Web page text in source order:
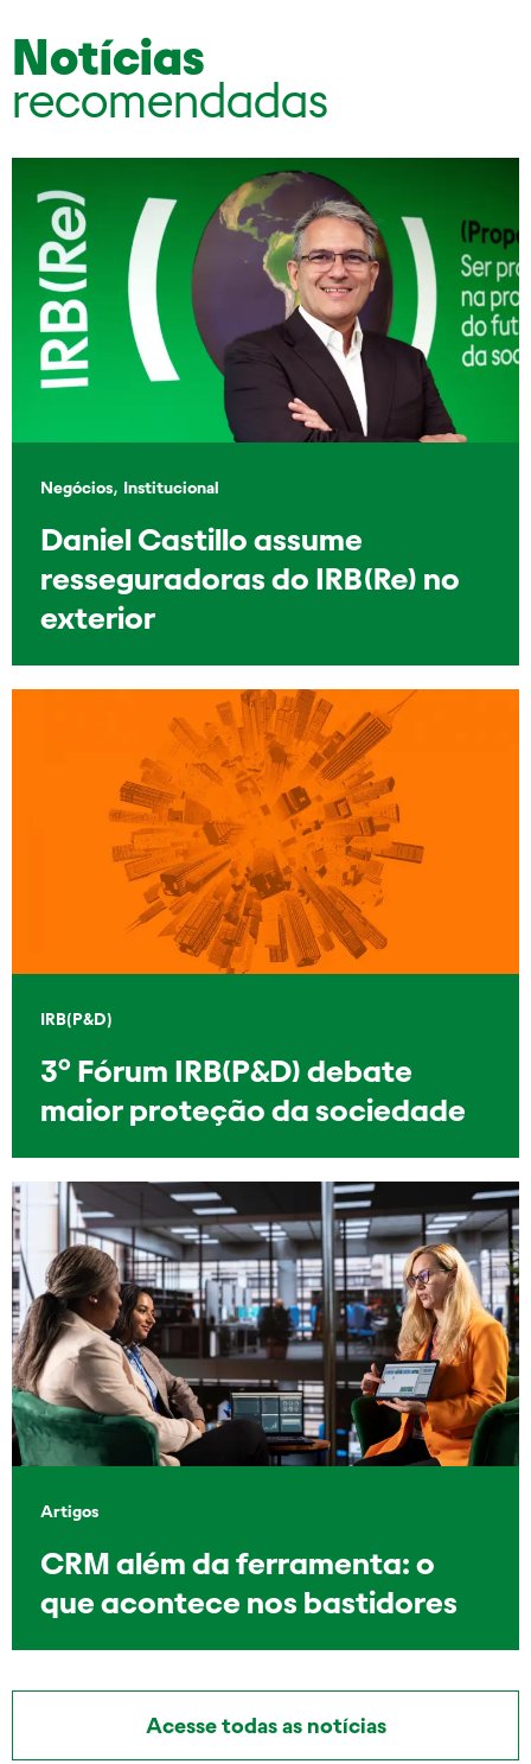
Notícias
recomendadas
Negócios, Institucional
Daniel Castillo assume
resseguradoras do IRB(Re) no
exterior
IRB(P&D)
3º Fórum IRB(P&D) debate
maior proteção da sociedade
Artigos
CRM além da ferramenta: o
que acontece nos bastidores
Acesse todas as notícias